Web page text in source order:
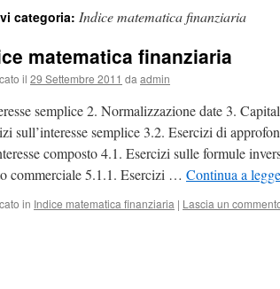
categoria: Indice matematica finanziaria
matematica finanziaria
il 29 Settembre 2011 da admin
semplice 2. Normalizzazione date 3.
sull’interesse semplice 3.2. Esercizi di
composto 4.1. Esercizi sulle formule
commerciale 5.1.1. Esercizi … Continua a
in Indice matematica finanziaria | Lascia un